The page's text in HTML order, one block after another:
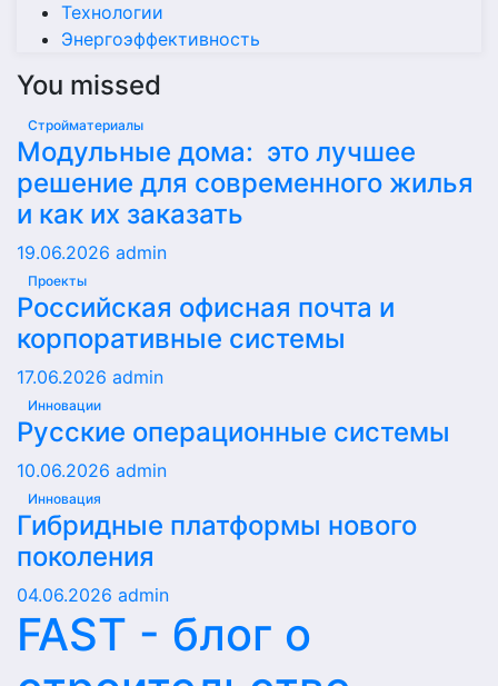
Технологии
Энергоэффективность
You missed
Стройматериалы
Модульные дома: это лучшее
решение для современного жилья
и как их заказать
19.06.2026 admin
Проекты
Российская офисная почта и
корпоративные системы
17.06.2026 admin
Инновации
Русские операционные системы
10.06.2026 admin
Инновация
Гибридные платформы нового
поколения
04.06.2026 admin
FAST - блог о